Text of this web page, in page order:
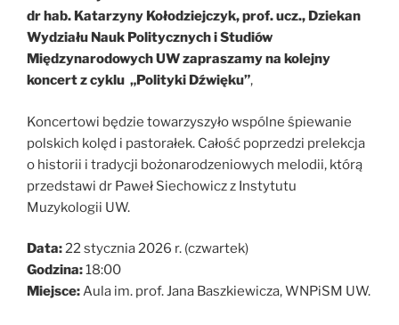
dr hab. Katarzyny Kołodziejczyk, prof. ucz., Dziekan
Wydziału Nauk Politycznych i Studiów
Międzynarodowych UW zapraszamy na kolejny
koncert z cyklu „Polityki Dźwięku”,
Koncertowi będzie towarzyszyło wspólne śpiewanie
polskich kolęd i pastorałek. Całość poprzedzi prelekcja
o historii i tradycji bożonarodzeniowych melodii, którą
przedstawi dr Paweł Siechowicz z Instytutu
Muzykologii UW.
Data:22 stycznia 2026 r. (czwartek)
Godzina:18:00
Miejsce:Aula im. prof. Jana Baszkiewicza, WNPiSM UW.